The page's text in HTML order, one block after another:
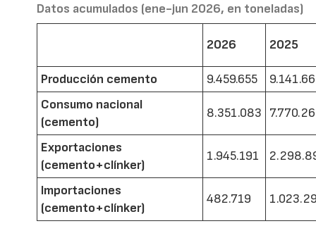
Datos acumulados (ene-jun 2026, en toneladas)
2026 2025
Producción cemento 9.459.655
Consumo nacional
(cemento)
8.351.083
Exportaciones
(cemento+clínker)
1.945.191
Importaciones
(cemento+clínker)
482.719